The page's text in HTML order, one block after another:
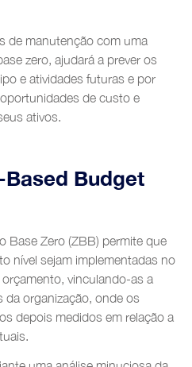
de manutenção com uma
zero, ajudará a prever os
e atividades futuras e por
de custo e
ativos.
Budget
Base Zero (ZBB) permite que
nível sejam implementadas no
vinculando-as a
da organização, onde os
depois medidos em relação a